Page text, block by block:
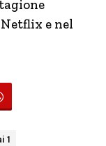
e nel
1